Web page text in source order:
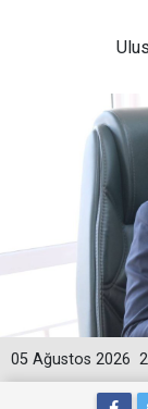
05 Ağustos 2026